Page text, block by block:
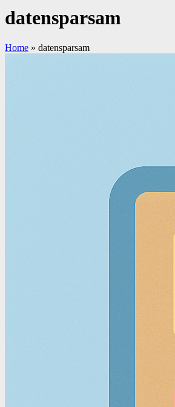
datensparsam
Home » datensparsam